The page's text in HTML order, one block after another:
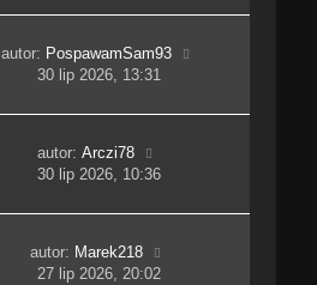
autor: PospawamSam93
30 lip 2026, 13:31
autor:Arczi78
30 lip 2026, 10:36
autor: Marek218
27 lip 2026, 20:02